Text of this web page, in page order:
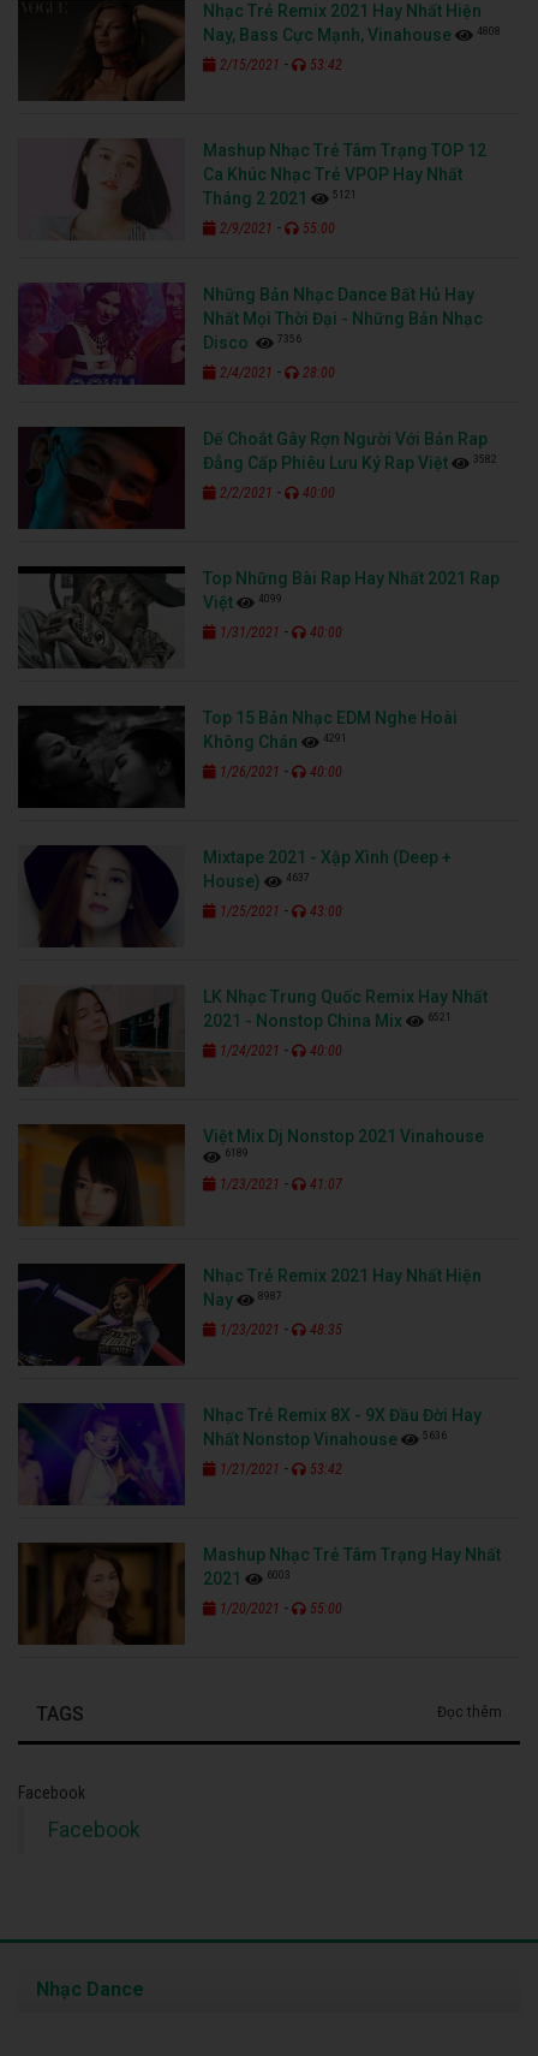
Nhạc Trẻ Remix 2021 Hay Nhất Hiện
Nay, Bass Cực Mạnh, Vinahouse
4808
2/15/2021 - 53:42
Mashup Nhạc Trẻ Tâm Trạng TOP 12
Ca Khúc Nhạc Trẻ VPOP Hay Nhất
Tháng 2 2021
5121
2/9/2021 - 55:00
Những Bản Nhạc Dance Bất Hủ Hay
Nhất Mọi Thời Đại - Những Bản Nhạc
Disco
7356
2/4/2021 - 28:00
Dế Choắt Gây Rợn Người Với Bản Rap
Đẳng Cấp Phiêu Lưu Ký Rap Việt
3582
2/2/2021 - 40:00
Top Những Bài Rap Hay Nhất 2021 Rap
Việt
4099
1/31/2021 - 40:00
Top 15 Bản Nhạc EDM Nghe Hoài
Không Chán
4291
1/26/2021 - 40:00
Mixtape 2021 - Xập Xình (Deep +
House)
4637
1/25/2021 - 43:00
LK Nhạc Trung Quốc Remix Hay Nhất
2021 - Nonstop China Mix
6521
1/24/2021 - 40:00
Việt Mix Dj Nonstop 2021 Vinahouse
6189
1/23/2021 - 41:07
Nhạc Trẻ Remix 2021 Hay Nhất Hiện
Nay
8987
1/23/2021 - 48:35
Nhạc Trẻ Remix 8X - 9X Đầu Đời Hay
Nhất Nonstop Vinahouse
5636
1/21/2021 - 53:42
Mashup Nhạc Trẻ Tâm Trạng Hay Nhất
2021
6003
1/20/2021 - 55:00
TAGS Đọc thêm
Facebook
Facebook
Nhạc Dance